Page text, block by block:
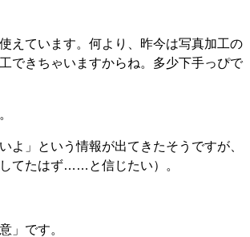
えています。何より、昨今は写真加工の
できちゃいますからね。多少下手っぴで
よ」という情報が出てきたそうですが、
てたはず……と信じたい）。
」です。